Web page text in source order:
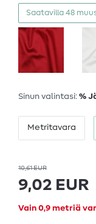
Saatavilla 48
Sinun valintasi: %
Metritavara
10,61 EUR
9,02 EUR
Vain 0,9 metriä